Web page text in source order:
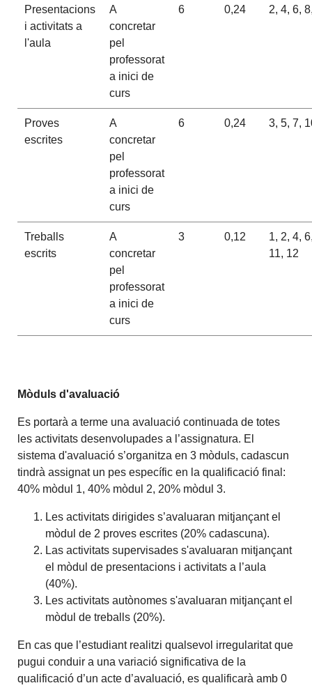
Presentacions
i activitats a
l'aula
A
concretar
pel
professorat
a inici de
curs
6 0,24 2, 4, 6,
Proves
escrites
A
concretar
pel
professorat
a inici de
curs
6 0,24 3, 5, 7,
Treballs
escrits
A
concretar
pel
professorat
a inici de
curs
3 0,12
1, 2, 4,
11, 12
Mòduls d'avaluació
Es portarà a terme una avaluació continuada de totes
les activitats desenvolupades a l’assignatura. El
sistema d'avaluació s’organitza en 3 mòduls, cadascun
tindrà assignat un pes específic en la qualificació final:
40% mòdul 1, 40% mòdul 2, 20% mòdul 3.
Les activitats dirigides s’avaluaran mitjançant el
mòdul de 2 proves escrites (20% cadascuna).
Las activitats supervisades s'avaluaran mitjançant
el mòdul de presentacions i activitats a l’aula
(40%).
Les activitats autònomes s'avaluaran mitjançant el
mòdul de treballs (20%).
En cas que l’estudiant realitzi qualsevol irregularitat que
pugui conduir a una variació significativa de la
qualificació d’un acte d’avaluació, es qualificarà amb 0